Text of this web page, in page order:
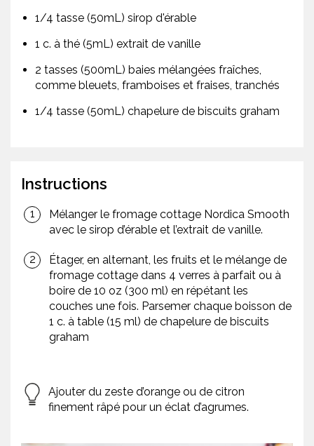
1/4 tasse (50mL) sirop d'érable
1 c. à thé (5mL) extrait de vanille
2 tasses (500mL) baies mélangées fraîches,
comme bleuets, framboises et fraises, tranchés
1/4 tasse (50mL) chapelure de biscuits graham
Instructions
Mélanger le fromage cottage Nordica Smooth
avec le sirop d’érable et l’extrait de vanille.
Étager, en alternant, les fruits et le mélange de
fromage cottage dans 4 verres à parfait ou à
boire de 10 oz (300 ml) en répétant les
couches une fois. Parsemer chaque boisson de
1 c. à table (15 ml) de chapelure de biscuits
graham
Ajouter du zeste d’orange ou de citron
finement râpé pour un éclat d’agrumes.